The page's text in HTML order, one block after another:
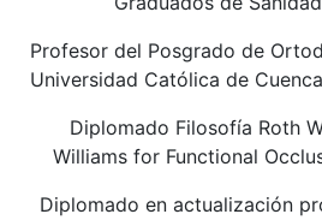
Profesor del Posgrado de
Universidad Católica de
Diplomado Filosofía Roth
Williams for Functional
Diplomado en actualización